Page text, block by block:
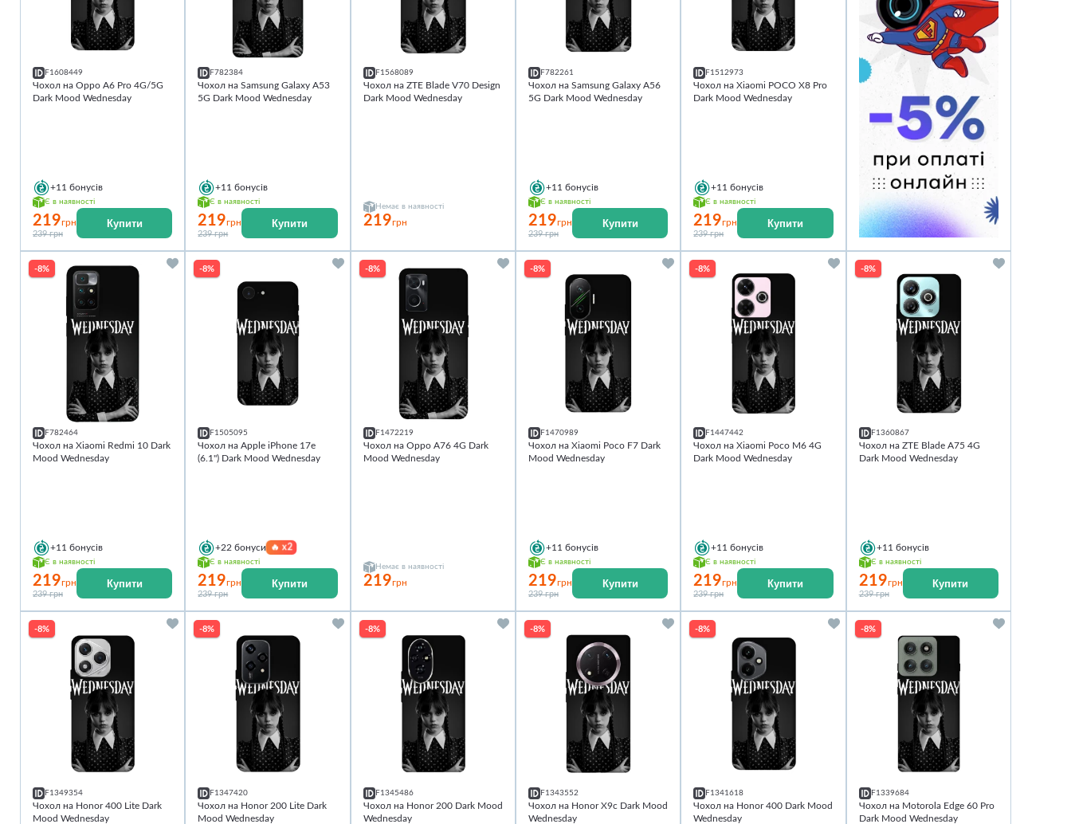
F1608449
Чохол на Oppo A6 Pro 4G/5G
Dark Mood Wednesday
+11 бонусів
Є в наявності
219грн
239 грн
Купити
F782384
Чохол на Samsung Galaxy A53
5G Dark Mood Wednesday
+11 бонусів
Є в наявності
219грн
239 грн
Купити
F1568089
Чохол на ZTE Blade V70 Design
Dark Mood Wednesday
Немає в наявності
219грн
F782261
Чохол на Samsung Galaxy A56
5G Dark Mood Wednesday
+11 бонусів
Є в наявності
219грн
239 грн
Купити
F1512973
Чохол на Xiaomi POCO X8 Pro
Dark Mood Wednesday
+11 бонусів
Є в наявності
219грн
239 грн
Купити
-8%
F782464
Чохол на Xiaomi Redmi 10 Dark
Mood Wednesday
+11 бонусів
Є в наявності
219грн
239 грн
Купити
-8%
F1505095
Чохол на Apple iPhone 17e
(6.1") Dark Mood Wednesday
+22 бонуси 🔥x2
Є в наявності
219грн
239 грн
Купити
-8%
F1472219
Чохол на Oppo A76 4G Dark
Mood Wednesday
Немає в наявності
219грн
-8%
F1470989
Чохол на Xiaomi Poco F7 Dark
Mood Wednesday
+11 бонусів
Є в наявності
219грн
239 грн
Купити
-8%
F1447442
Чохол на Xiaomi Poco M6 4G
Dark Mood Wednesday
+11 бонусів
Є в наявності
219грн
239 грн
Купити
-8%
F1360867
Чохол на ZTE Blade A75 4G
Dark Mood Wednesday
+11 бонусів
Є в наявності
219грн
239 грн
Купити
-8%
F1349354
Чохол на Honor 400 Lite Dark
Mood Wednesday
-8%
F1347420
Чохол на Honor 200 Lite Dark
Mood Wednesday
-8%
F1345486
Чохол на Honor 200 Dark Mood
Wednesday
-8%
F1343552
Чохол на Honor X9c Dark Mood
Wednesday
-8%
F1341618
Чохол на Honor 400 Dark Mood
Wednesday
-8%
F1339684
Чохол на Motorola Edge 60 Pro
Dark Mood Wednesday